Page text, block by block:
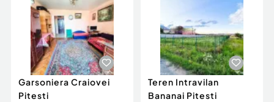
Garsoniera Craiovei
Pitesti
Teren Intravilan
Bananai Pitesti